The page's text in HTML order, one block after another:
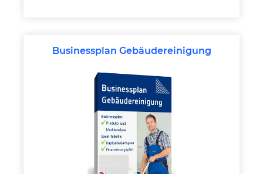
Businessplan Gebäudereinigung